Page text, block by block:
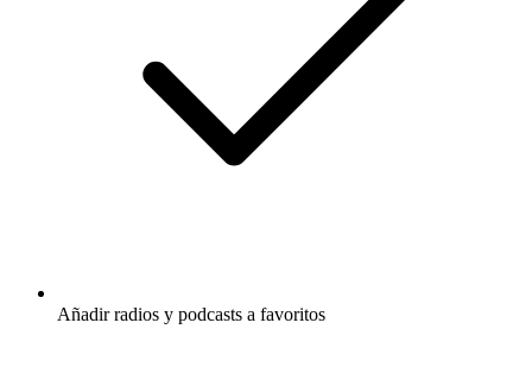
Añadir radios y podcasts a favoritos